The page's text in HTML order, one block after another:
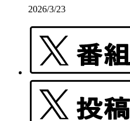
2026/3/23